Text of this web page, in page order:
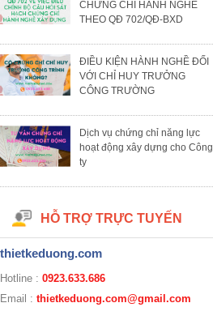
CHỨNG CHỈ HÀNH NGHỀ
THEO QĐ 702/QĐ-BXD
ĐIỀU KIỆN HÀNH NGHỀ ĐỐI
VỚI CHỈ HUY TRƯỞNG
CÔNG TRƯỜNG
Dịch vụ chứng chỉ năng lực
hoạt động xây dựng cho Công
ty
HỖ TRỢ TRỰC TUYẾN
thietkeduong.com
Hotline : 0923.633.686
Email : thietkeduong.com@gmail.com